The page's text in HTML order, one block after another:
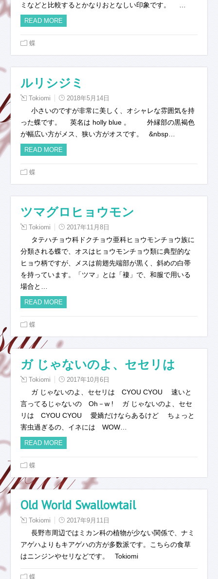
ミなどと比較するとかなりおとなしい印象です。 …
READ MORE
蝶
ルリシジミ
Tokiomi 2018年5月14日
小さいのですが非常に美しく、オシャレな雰囲気を持
った蝶です。 英名は holly blue 。 外縁部の黒褐色
が幅広い方がメス、狭い方がオスです。 &nbsp…
READ MORE
蝶
ツマグロヒョウモン
Tokiomi 2017年11月8日
タテハチョウ科ドクチョウ亜科ヒョウモンチョウ族に
分類される蝶で、オスはヒョウモンチョウ類に典型的な
ヒョウ柄ですが、メスは前翅先端部が黒く、斜めの白帯
を持っています。「ツマ」とは「褄」で、和服で用いる
場合と…
READ MORE
蝶
ガ じゃないのよ、セセリは
Tokiomi 2017年10月6日
ガ じゃないのよ、セセリは CYOU CYOU 速いと
言ってるじゃないの Oh－w ! ガ じゃないのよ、セセ
リは CYOU CYOU 愛嬌だけならあるけど ちょっと
害虫過ぎるの、イネには WOW…
READ MORE
蝶
Old World Swallowtail
Tokiomi 2017年9月11日
長野市周辺ではミカン科の植物が少ない関係で、ナミ
アゲハよりもキアゲハの方が多数派です。こちらの食草
はニンジンやセリなどです。 Tokiomi
蝶